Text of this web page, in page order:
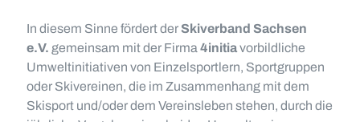
In diesem Sinne fördert der Skiverband Sachsen
e.V. gemeinsam mit der Firma 4initiavorbildliche
Umweltinitiativen von Einzelsportlern, Sportgruppen
oder Skivereinen, die im Zusammenhang mit dem
Skisport und/oder dem Vereinsleben stehen, durch die